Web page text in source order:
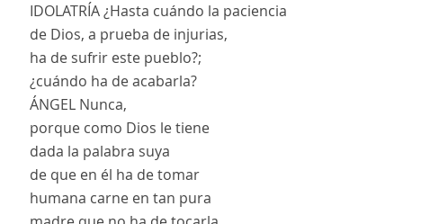
IDOLATRÍA¿Hasta cuándo la paciencia
de Dios, a prueba de injurias,
ha de sufrir este pueblo?;
¿cuándo ha de acabarla?
ÁNGELNunca,
porque como Dios le tiene
dada la palabra suya
de que en él ha de tomar
humana carne en tan pura